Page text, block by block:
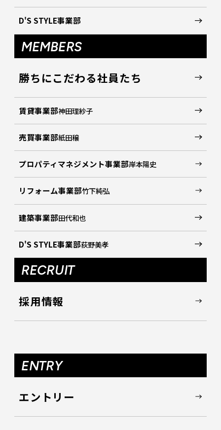
D'S STYLE事業部
MEMBERS
勝ちにこだわる社員たち
賃貸事業部神田理紗子
売買事業部紙田穣
プロパティマネジメント事業部岸本陽史
リフォーム事業部竹下純弘
建築事業部田代和也
D'S STYLE事業部荻野美孝
RECRUIT
採用情報
ENTRY
エントリー